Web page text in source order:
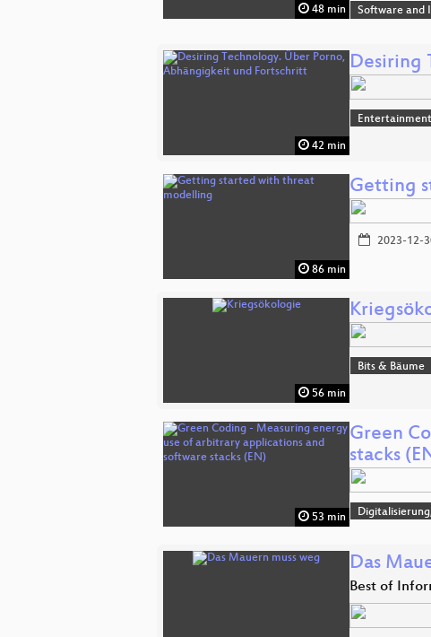
48 min Software and
42 min
Desiring
Entertainment
86 min
Getting
2023-12-
56 min
Bits & Bäume
53 min
Green
stacks
Das
Best of